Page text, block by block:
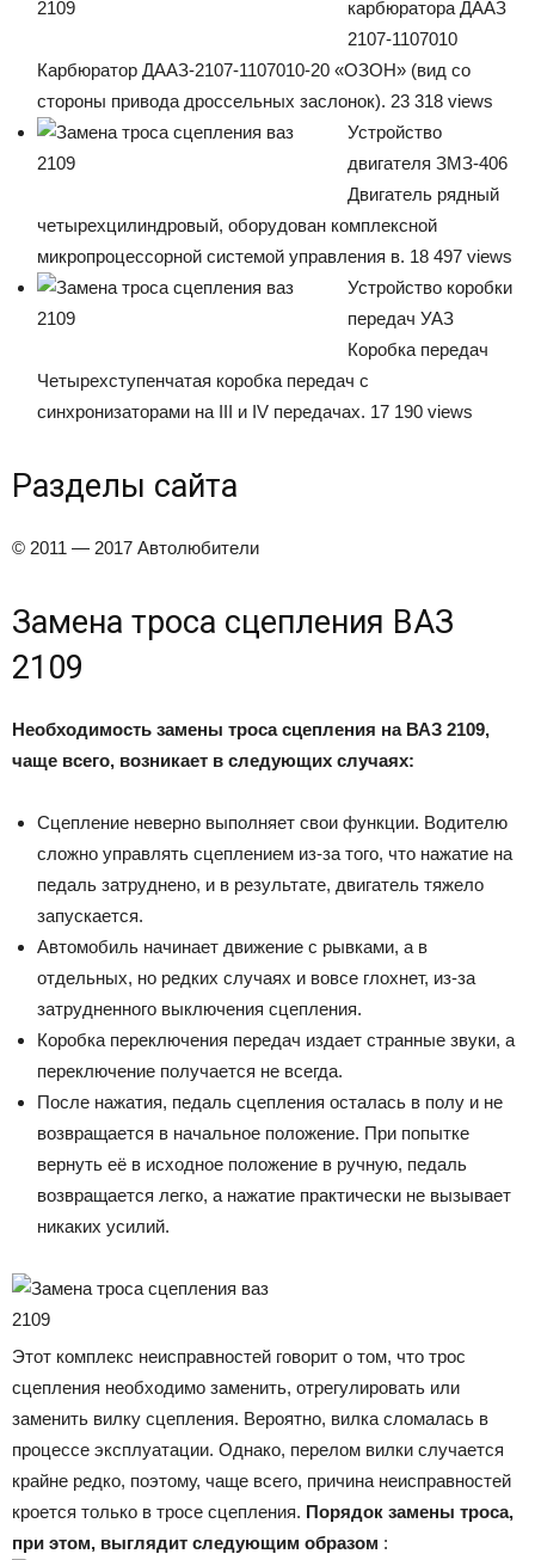
карбюратора ДААЗ
2107-1107010
Карбюратор ДААЗ-2107-1107010-20 «ОЗОН» (вид со
стороны привода дроссельных заслонок). 23 318 views
Устройство
двигателя ЗМЗ-406
Двигатель рядный
четырехцилиндровый, оборудован комплексной
микропроцессорной системой управления в. 18 497 views
Устройство коробки
передач УАЗ
Коробка передач
Четырехступенчатая коробка передач с
синхронизаторами на III и IV передачах. 17 190 views
Разделы сайта
© 2011 — 2017 Автолюбители
Замена троса сцепления ВАЗ
2109
Необходимость замены троса сцепления на ВАЗ 2109,
чаще всего, возникает в следующих случаях:
Сцепление неверно выполняет свои функции. Водителю
сложно управлять сцеплением из-за того, что нажатие на
педаль затруднено, и в результате, двигатель тяжело
запускается.
Автомобиль начинает движение с рывками, а в
отдельных, но редких случаях и вовсе глохнет, из-за
затрудненного выключения сцепления.
Коробка переключения передач издает странные звуки, а
переключение получается не всегда.
После нажатия, педаль сцепления осталась в полу и не
возвращается в начальное положение. При попытке
вернуть её в исходное положение в ручную, педаль
возвращается легко, а нажатие практически не вызывает
никаких усилий.
Этот комплекс неисправностей говорит о том, что трос
сцепления необходимо заменить, отрегулировать или
заменить вилку сцепления. Вероятно, вилка сломалась в
процессе эксплуатации. Однако, перелом вилки случается
крайне редко, поэтому, чаще всего, причина неисправностей
кроется только в тросе сцепления. Порядок замены троса,
при этом, выглядит следующим образом :